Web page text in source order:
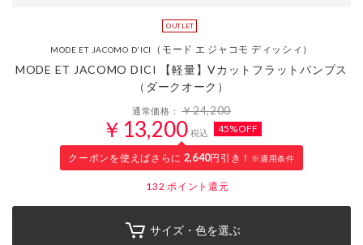
MODE ET JACOMO D'ICI （モード エ ジャコモ ディッシィ）
MODE ET JACOMO DICI 【軽量】Vカットフラットパンプス
（ダークオーク）
通常価格：￥24,200
￥13,200 税込 45%OFF
クーポンを使えばさらに 2,640円引き！ ※適用条件
132 ポイント還元
サイズ・色を選ぶ